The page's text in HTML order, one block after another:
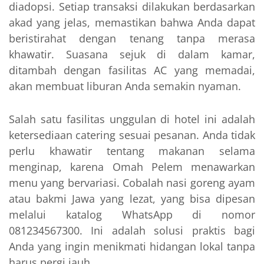
diadopsi. Setiap transaksi dilakukan berdasarkan
akad yang jelas, memastikan bahwa Anda dapat
beristirahat dengan tenang tanpa merasa
khawatir. Suasana sejuk di dalam kamar,
ditambah dengan fasilitas AC yang memadai,
akan membuat liburan Anda semakin nyaman.
Salah satu fasilitas unggulan di hotel ini adalah
ketersediaan catering sesuai pesanan. Anda tidak
perlu khawatir tentang makanan selama
menginap, karena Omah Pelem menawarkan
menu yang bervariasi. Cobalah nasi goreng ayam
atau bakmi Jawa yang lezat, yang bisa dipesan
melalui katalog WhatsApp di nomor
081234567300. Ini adalah solusi praktis bagi
Anda yang ingin menikmati hidangan lokal tanpa